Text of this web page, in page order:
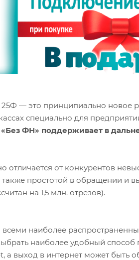
25Ф — это принципиально
специально для
ФН» поддерживает в
отличается от конкурентов
также простотой в обращении и
на 1,5 млн. отрезов).
наиболее
наиболее удобный
а выход в интернет может быть